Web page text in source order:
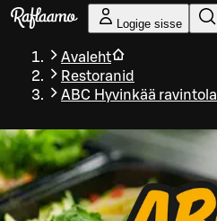
Liigu peamise sisu juurde
Logige sisse
Avaleht
Restoranid
ABC Hyvinkää ravintola